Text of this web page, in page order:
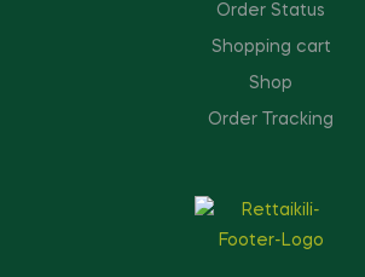
Order Status
Shopping cart
Shop
Order Tracking